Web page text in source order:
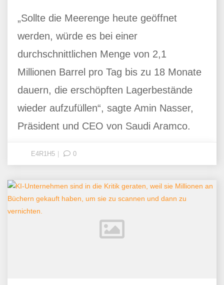
„Sollte die Meerenge heute geöffnet
werden, würde es bei einer
durchschnittlichen Menge von 2,1
Millionen Barrel pro Tag bis zu 18 Monate
dauern, die erschöpften Lagerbestände
wieder aufzufüllen“, sagte Amin Nasser,
Präsident und CEO von Saudi Aramco.
E4R1H5 0